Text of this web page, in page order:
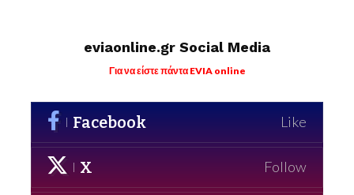
eviaonline.gr Social Media
Για να είστε πάντα EVIA online
Facebook Like
X Follow